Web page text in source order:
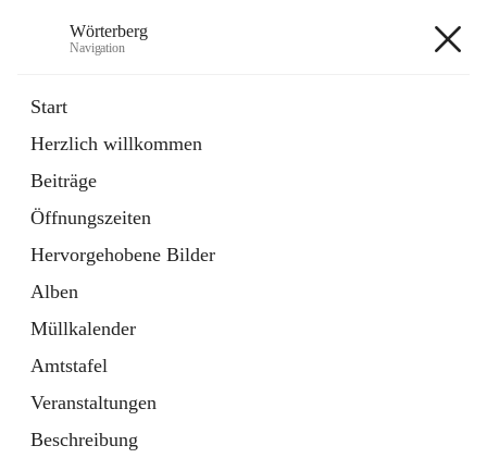
Wörterberg
Navigation
Start
Herzlich willkommen
Beiträge
Öffnungszeiten
Hervorgehobene Bilder
Alben
Müllkalender
Amtstafel
Veranstaltungen
Beschreibung
5 Schnellzugriffe
Bürgerservice
9 Schnellzugriffe